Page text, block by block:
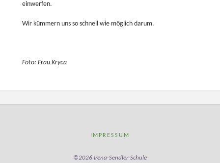
einwerfen.
Wir kümmern uns so schnell wie möglich darum.
Foto: Frau Kryca
IMPRESSUM
©2026 Irena-Sendler-Schule